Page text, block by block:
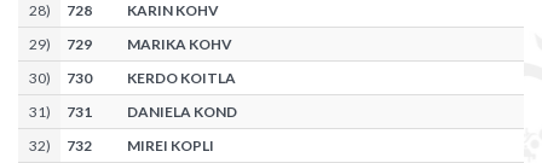
28) 728
KARIN KOHV
29) 729
MARIKA KOHV
30) 730
KERDO KOITLA
31) 731
DANIELA KOND
32) 732
MIREI KOPLI